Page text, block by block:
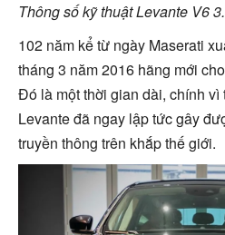
Thông số kỹ thuật Levante V6
102 năm kể từ ngày Maserati
tháng 3 năm 2016 hãng mới
Đó là một thời gian dài, chính
Levante đã ngay lập tức gây
truyền thông trên khắp thế giới.